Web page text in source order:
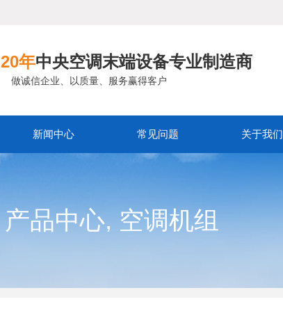
20年中央空调末端设备专业制造商
做诚信企业、以质量、服务赢得客户
新闻中心 常见问题 关于我们
产品中心, 空调机组